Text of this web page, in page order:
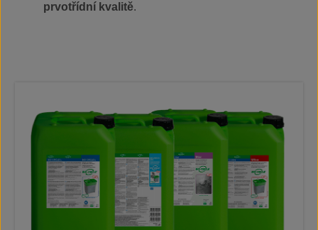
prvotřídní kvalitě.